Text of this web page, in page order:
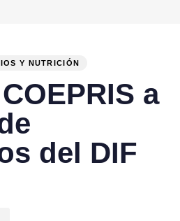
Y NUTRICIÓN
a
del DIF